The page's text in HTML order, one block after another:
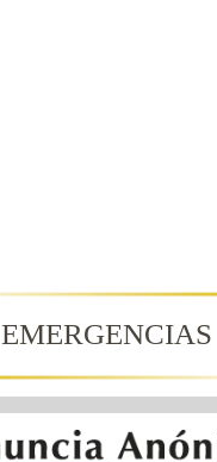
EMERGENCIAS